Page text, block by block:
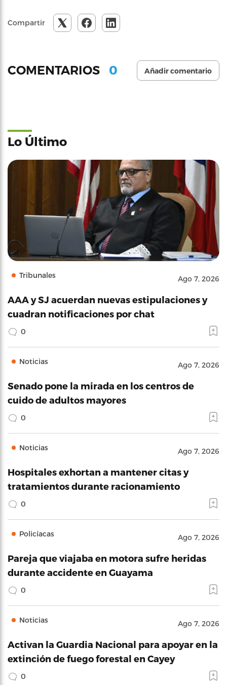
Compartir
COMENTARIOS 0 Añadir comentario
Lo Último
Tribunales Ago 7, 2026
AAA y SJ acuerdan nuevas estipulaciones y
cuadran notificaciones por chat
0
Noticias Ago 7, 2026
Senado pone la mirada en los centros de
cuido de adultos mayores
0
Noticias Ago 7, 2026
Hospitales exhortan a mantener citas y
tratamientos durante racionamiento
0
Policíacas Ago 7, 2026
Pareja que viajaba en motora sufre heridas
durante accidente en Guayama
0
Noticias Ago 7, 2026
Activan la Guardia Nacional para apoyar en la
extinción de fuego forestal en Cayey
0